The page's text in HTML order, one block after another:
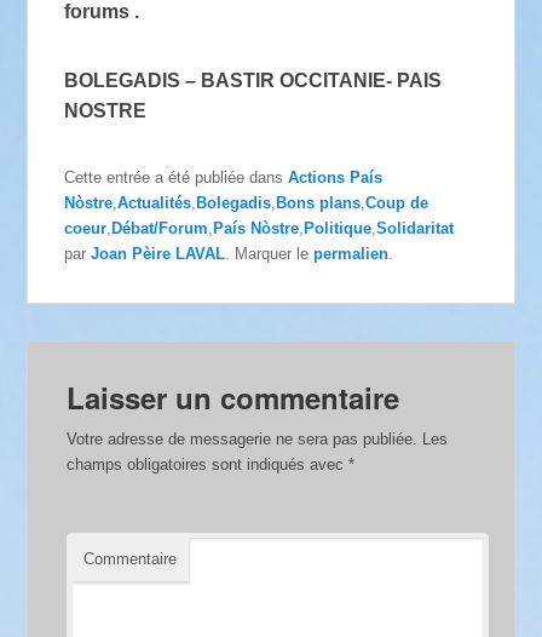
forums .
BOLEGADIS – BASTIR OCCITANIE- PAIS
NOSTRE
Cette entrée a été publiée dansActions País
Nòstre,Actualités, Bolegadis, Bons plans,Coup de
coeur, Débat/Forum, País Nòstre, Politique,Solidaritat
parJoan Pèire LAVAL. Marquer lepermalien.
Laisser un commentaire
Votre adresse de messagerie ne sera pas publiée. Les
champs obligatoires sont indiqués avec*
Commentaire